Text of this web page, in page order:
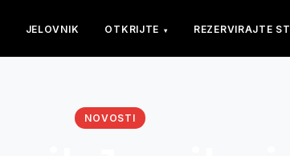
JELOVNIK OTKRIJTE ▾ REZERVIRAJTE
NOVOSTI